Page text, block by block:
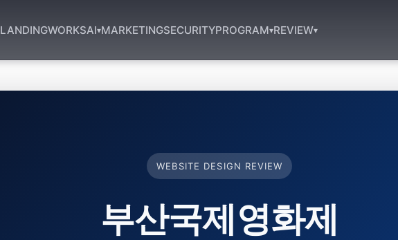
LANDINGWORKSAI▾MARKETINGSECURITYPROGRAM▾REVIEW▾
WEBSITE DESIGN REVIEW
부산국제영화제